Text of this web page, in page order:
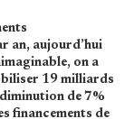
an, aujourd’hui
on a
19 milliards
de 7%
financements de